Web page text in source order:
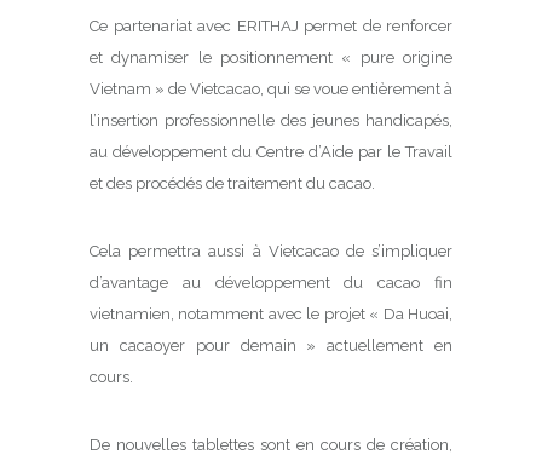
Ce partenariat avec ERITHAJ permet de renforcer
et dynamiser le positionnement « pure origine
Vietnam » de Vietcacao, qui se voue entièrement à
l’insertion professionnelle des jeunes handicapés,
au développement du Centre d’Aide par le Travail
et des procédés de traitement du cacao.
Cela permettra aussi à Vietcacao de s’impliquer
d’avantage au développement du cacao fin
vietnamien, notamment avec le projet « Da Huoai,
un cacaoyer pour demain » actuellement en
cours.
De nouvelles tablettes sont en cours de création,